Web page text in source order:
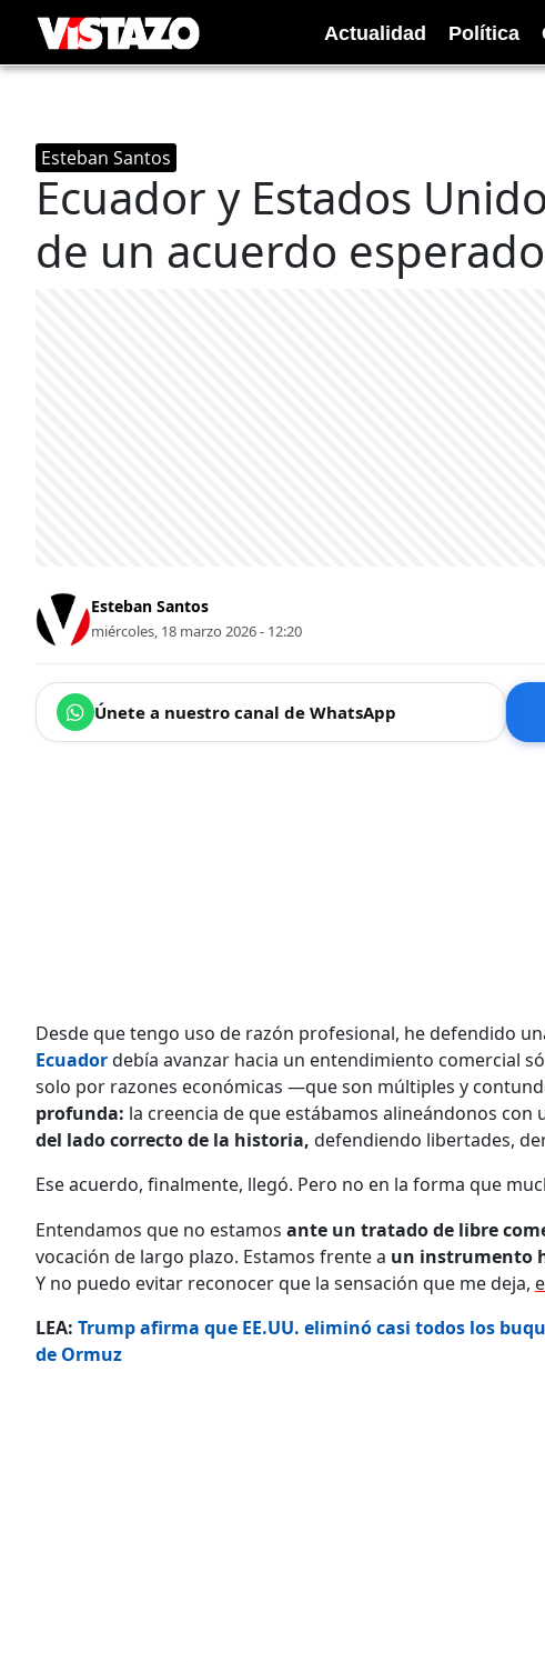
Actualidad Política
Esteban Santos
Ecuador y Estados
de un acuerdo esperado
Esteban Santos
miércoles, 18 marzo 2026 - 12:20
Únete a nuestro canal de WhatsApp
Desde que tengo uso de razón profesional, he defendido
Ecuadordebía avanzar hacia un entendimiento comercial
solo por razones económicas —que son múltiples y
profunda: la creencia de que estábamos alineándonos con
del lado correcto de la historia, defendiendo libertades,
Ese acuerdo, finalmente, llegó. Pero no en la forma que
Entendamos que no estamos ante un tratado de libre
vocación de largo plazo. Estamos frente a un instrumento
Y no puedo evitar reconocer que la sensación que me deja,
LEA: Trump afirma que EE.UU. eliminó casi todos los
de Ormuz